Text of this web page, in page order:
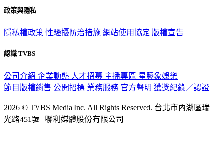
政策與隱私
隱私權政策 性騷擾防治措施 網站使用協定 版權宣告
認識 TVBS
公司介紹 企業動態 人才招募 主播專區 星藝象娛樂
節目版權銷售 公開招標 業務服務 官方聲明 獲獎紀錄／認證
2026 © TVBS Media Inc. All Rights Reserved. 台北市內湖區瑞
光路451號 | 聯利媒體股份有限公司